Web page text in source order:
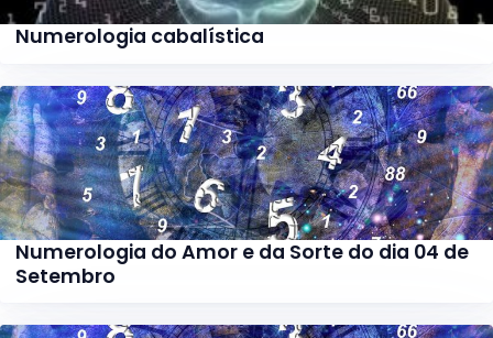
Numerologia cabalística
Numerologia do Amor e da Sorte do dia 04 de
Setembro